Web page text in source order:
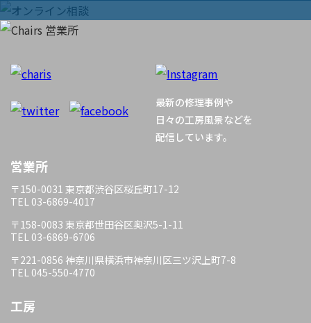
ビ
ー
シ
ョ
ン
最新の修理事例や
日々の工房風景などを
配信しています。
営業所
〒150-0031 東京都渋谷区桜丘町17-12
TEL 03-6869-4017
〒158-0083 東京都世田谷区奥沢5-1-11
TEL 03-6869-6706
〒221-0856 神奈川県横浜市神奈川区三ツ沢上町7-8
TEL 045-550-4770
工房